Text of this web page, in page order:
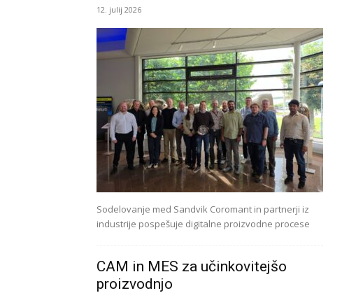
12. julij 2026
Sodelovanje med Sandvik Coromant in partnerji iz
industrije pospešuje digitalne proizvodne procese
CAM in MES za učinkovitejšo
proizvodnjo